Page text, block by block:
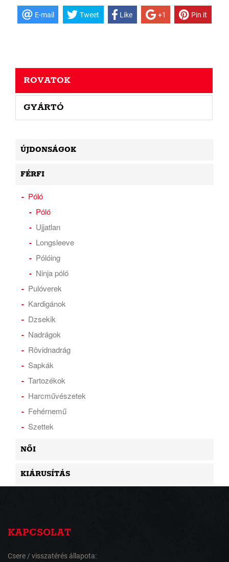
E-mail Tweet Like +1 Pin it
ROVATOK
GYÁRTÓ
ÚJDONSÁGOK
FÉRFI
Póló
Póló
Ujjatlan
Longsleeve
Pólóing
Ninja póló
Pulóverek
Kardigánok
Dzsekik
Nadrágok
Rövidnadrág
Sapkák
Tartozékok
Harcművészetek
Fehérnemű
Szettek
NŐI
KIÁRUSÍTÁS
KAPCSOLAT
Csere / visszatérés állapota: